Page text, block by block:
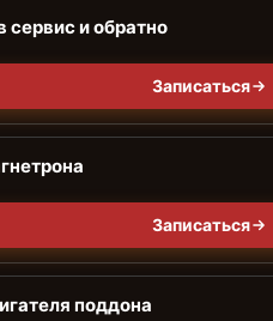
сервис и обратно
Записаться
Записаться
поддона